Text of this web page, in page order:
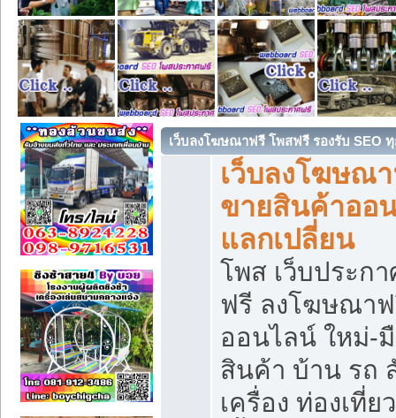
เว็บลงโฆษณาฟรี โพสฟรี รองรับ SEO
เว็บลงโฆษณ
ขายสินค้าออ
แลกเปลี่ยน
โพส เว็บประก
ฟรี ลงโฆษณา
ออนไลน์ ใหม่-
สินค้า บ้าน รถ
เครื่อง ท่องเที่ย